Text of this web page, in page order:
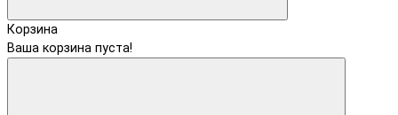
Корзина
Ваша корзина пуста!